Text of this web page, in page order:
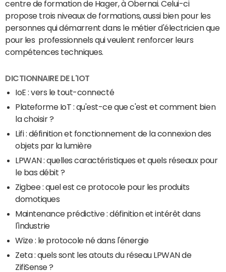
centre de formation de Hager, à Obernai. Celui-ci
propose trois niveaux de formations, aussi bien pour les
personnes qui dé­mar­rent dans le mé­tier d'élec­tri­cien que
pour les professionnels qui veulent renforcer leurs
compétences techniques.
DICTIONNAIRE DE L'IOT
IoE : vers le tout-connecté
Plateforme IoT : qu'est-ce que c'est et comment bien
la choisir ?
Lifi : définition et fonctionnement de la connexion des
objets par la lumière
LPWAN : quelles caractéristiques et quels réseaux pour
le bas débit ?
Zigbee : quel est ce protocole pour les produits
domotiques
Maintenance prédictive : définition et intérêt dans
l'industrie
Wize : le protocole né dans l'énergie
Zeta : quels sont les atouts du réseau LPWAN de
ZifiSense ?